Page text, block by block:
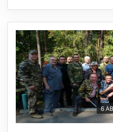
6